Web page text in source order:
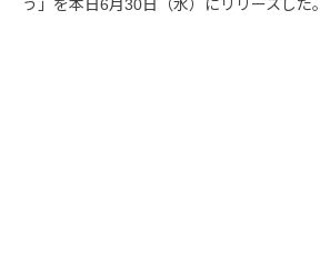
う」を本日6月30日（水）にリリースした。